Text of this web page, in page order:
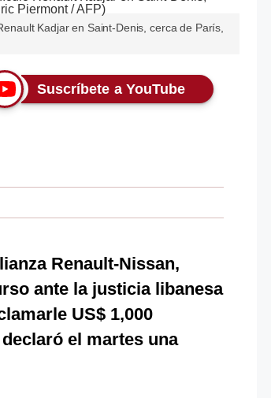
Kadjar en Saint-Denis, cerca de París,
Suscríbete a YouTube
Renault-Nissan,
ante la justicia libanesa
US$ 1,000
el martes una